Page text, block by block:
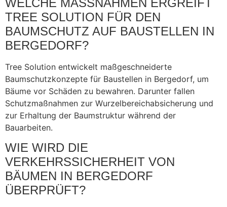
REE SOLUTION FÜR DEN B
AUMSCHUTZ AUF BAUSTELLEN IN B
ERGEDORF?
Tree Solution entwickelt maßgeschneiderte
Baumschutzkonzepte für Baustellen in Bergedorf, um
Bäume vor Schäden zu bewahren. Darunter fallen
Schutzmaßnahmen zur Wurzelbereichabsicherung und
zur Erhaltung der Baumstruktur während der
Bauarbeiten.
WIE WIRD DIE
VERKEHRSSICHERHEIT VON
BÄUMEN IN BERGEDORF
ÜBERPRÜFT?